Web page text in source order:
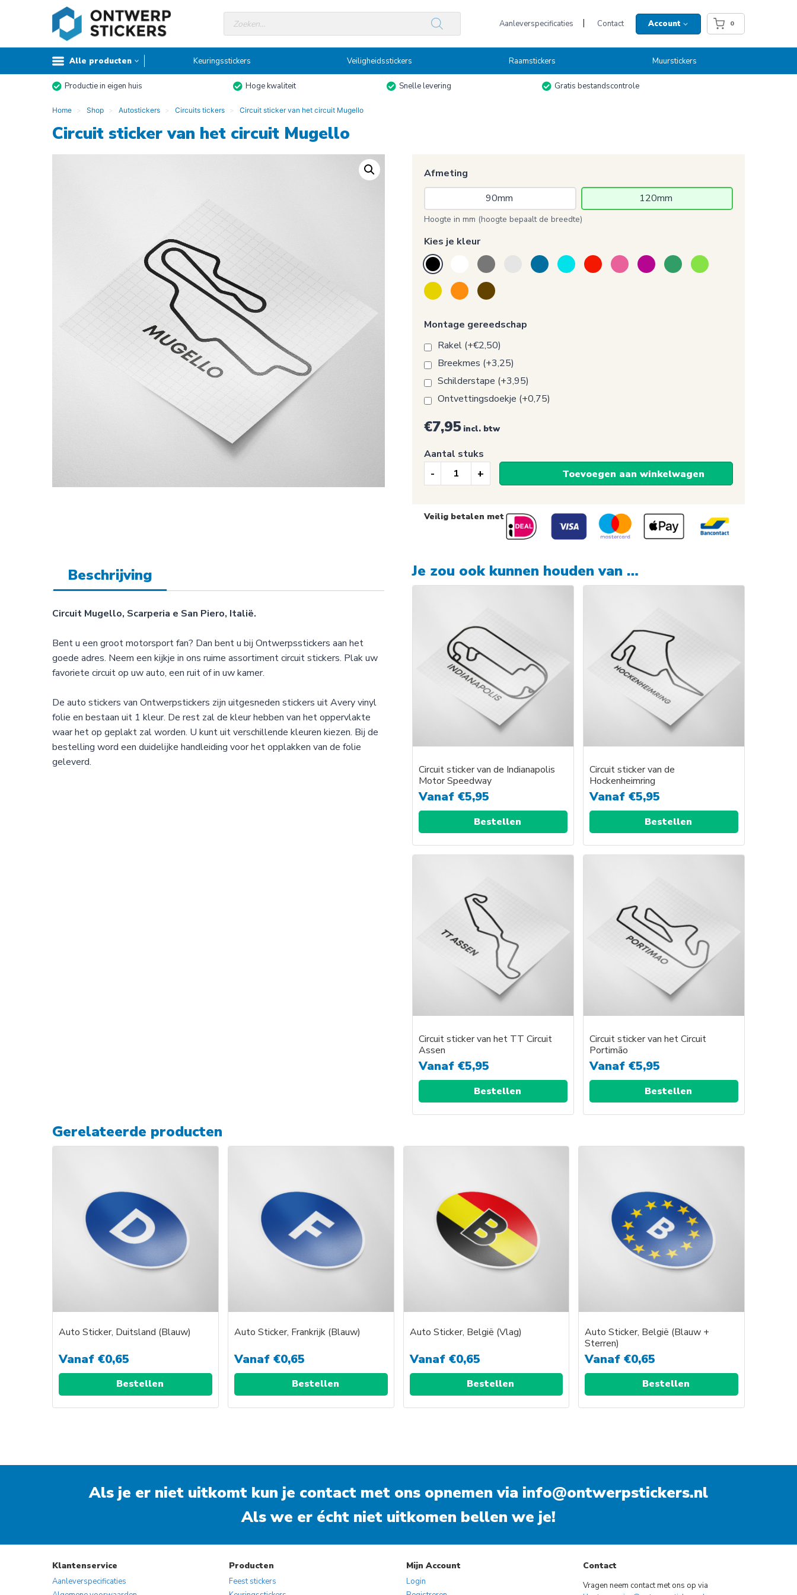
Producten
zoeken Aanleverspecificaties Contact Account 0
Alle producten Keuringsstickers Veiligheidsstickers Raamstickers Muurstickers
Productie in eigen huis Hoge kwaliteit Snelle levering Gratis bestandscontrole
Home Shop Autostickers Circuits tickers Circuit sticker van het circuit Mugello
Circuit sticker van het circuit Mugello
Afmeting
90mm
120mm
Hoogte in mm (hoogte bepaalt de breedte)
Kies je kleur
Montage gereedschap
Rakel (+€2,50)
Breekmes (+3,25)
Schilderstape (+3,95)
Ontvettingsdoekje (+0,75)
€7,95 incl. btw
aantal
Aantal stuks
Toevoegen aan winkelwagen
Veilig betalen met
Beschrijving
Circuit Mugello, Scarperia e San Piero, Italië.
Bent u een groot motorsport fan? Dan bent u bij Ontwerpsstickers aan het
goede adres. Neem een kijkje in ons ruime assortiment circuit stickers. Plak uw
favoriete circuit op uw auto, een ruit of in uw kamer.
De auto stickers van Ontwerpstickers zijn uitgesneden stickers uit Avery vinyl
folie en bestaan uit 1 kleur. De rest zal de kleur hebben van het oppervlakte
waar het op geplakt zal worden. U kunt uit verschillende kleuren kiezen. Bij de
bestelling word een duidelijke handleiding voor het opplakken van de folie
geleverd.
Je zou ook kunnen houden van …
Circuit sticker van de Indianapolis
Motor Speedway
Vanaf€5,95
Bestellen
Circuit sticker van de
Hockenheimring
Vanaf€5,95
Bestellen
Circuit sticker van het TT Circuit
Assen
Vanaf€5,95
Bestellen
Circuit sticker van het Circuit
Portimão
Vanaf€5,95
Bestellen
Gerelateerde producten
Auto Sticker, Duitsland (Blauw)
Vanaf €0,65
Bestellen
Auto Sticker, Frankrijk (Blauw)
Vanaf €0,65
Bestellen
Auto Sticker, België (Vlag)
Vanaf €0,65
Bestellen
Auto Sticker, België (Blauw +
Sterren)
Vanaf€0,65
Bestellen
Als je er niet uitkomt kun je contact met ons opnemen via info@ontwerpstickers.nl
Als we er écht niet uitkomen bellen we je!
Klantenservice
Aanleverspecificaties
Producten
Feest stickers
Mijn Account
Login
Contact
Vragen neem contact met ons op via